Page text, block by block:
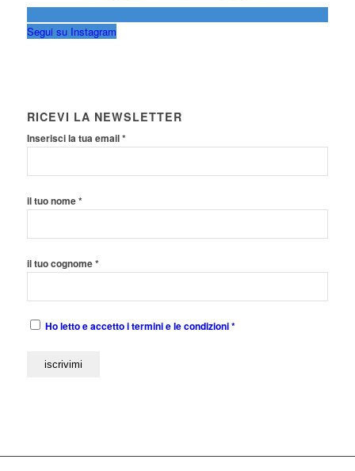
Segui su Instagram
RICEVI LA NEWSLETTER
Inserisci la tua email *
il tuo nome *
il tuo cognome *
Ho letto e accetto i termini e le condizioni *